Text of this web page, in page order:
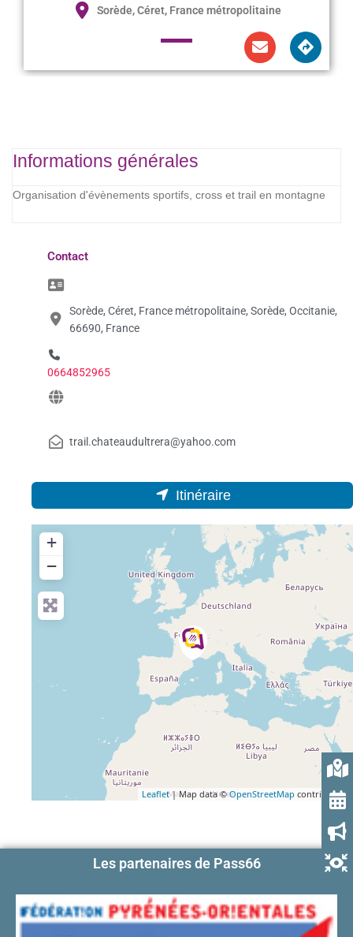
Sorède, Céret, France métropolitaine
Informations générales
Organisation d'évènements sportifs, cross et trail en montagne
Contact
Sorède, Céret, France métropolitaine, Sorède, Occitanie,
66690, France
0664852965
trail.chateaudultrera@yahoo.com
Itinéraire
+
−
Leaflet| Map data ©OpenStreetMap contributors
Les partenaires de Pass66